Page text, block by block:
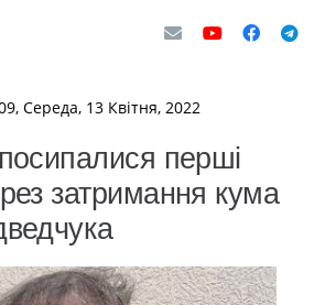
Середа, 13 Квітня, 2022
перші
затримання кума